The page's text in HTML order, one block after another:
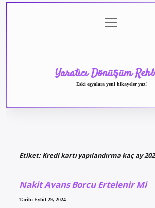
menüyü
aç
Yaratıcı Dönüşüm
Eski eşyalara yeni hikayeler yaz!
Etiket:Kredi kartı yapılandırma kaç ay
Nakit Avans Borcu Ertelenir Mi
Tarih: Eylül 29, 2024